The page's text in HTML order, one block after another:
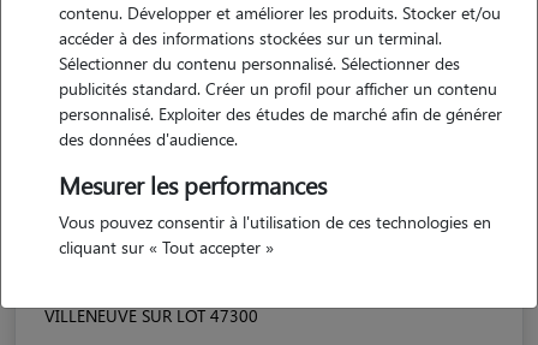
VILLENEUVE SUR LOT 47300
contenu. Développer et améliorer les produits. Stocker et/ou
accéder à des informations stockées sur un terminal.
Sélectionner du contenu personnalisé. Sélectionner des
publicités standard. Créer un profil pour afficher un contenu
personnalisé. Exploiter des études de marché afin de générer
des données d'audience.
Mesurer les performances
Vous pouvez consentir à l'utilisation de ces technologies en
cliquant sur « Tout accepter »